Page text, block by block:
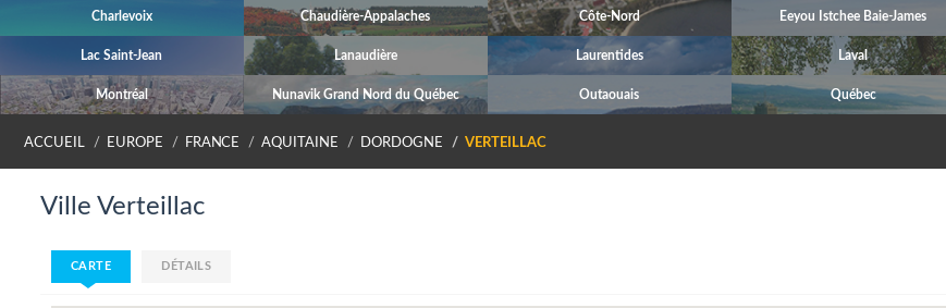
Charlevoix Chaudière-Appalaches Côte-Nord Eeyou Istchee Baie-James
Lac Saint-Jean Lanaudière Laurentides Laval
Montréal Nunavik Grand Nord du Québec Outaouais Québec
ACCUEIL EUROPE FRANCE AQUITAINE DORDOGNE VERTEILLAC
Ville Verteillac
CARTE DÉTAILS